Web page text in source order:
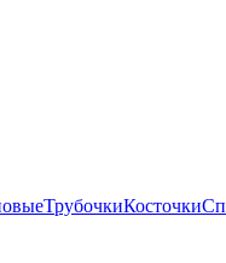
ТрубочкиКосточки